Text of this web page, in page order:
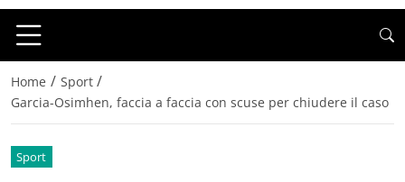
Home / Sport /
Garcia-Osimhen, faccia a faccia con scuse per chiudere il caso
Sport